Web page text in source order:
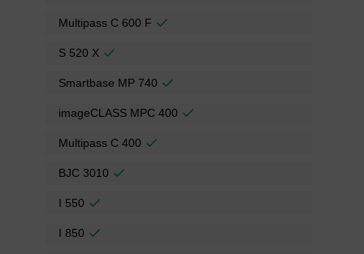
Multipass C 600 F
S 520 X
Smartbase MP 740
imageCLASS MPC 400
Multipass C 400
BJC 3010
I 550
I 850